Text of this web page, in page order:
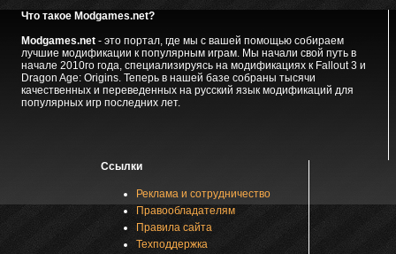
Что такое Modgames.net?
Modgames.net- это портал, где мы с вашей помощью собираем
лучшие модификации к популярным играм. Мы начали свой путь в
начале 2010го года, специализируясь на модификациях к Fallout 3 и
Dragon Age: Origins. Теперь в нашей базе собраны тысячи
качественных и переведенных на русский язык модификаций для
популярных игр последних лет.
Ссылки
Реклама и сотрудничество
Правообладателям
Правила сайта
Техподдержка